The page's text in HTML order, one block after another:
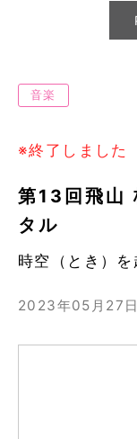
音楽
※終了しました
第13回飛山
タル
時空（とき）を
2023年05月27